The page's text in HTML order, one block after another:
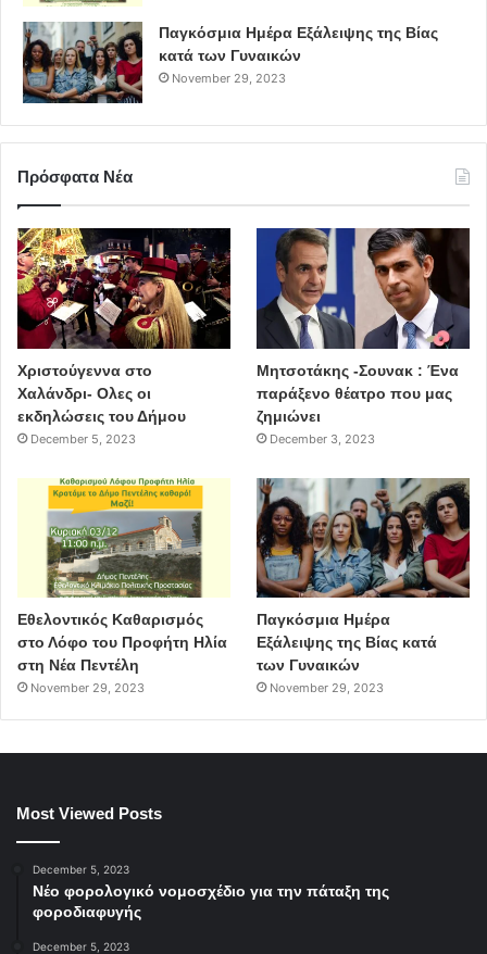
Παγκόσμια Ημέρα Εξάλειψης της Βίας
κατά των Γυναικών
November 29, 2023
Πρόσφατα Νέα
Χριστούγεννα στο
Χαλάνδρι- Ολες οι
εκδηλώσεις του Δήμου
December 5, 2023
Μητσοτάκης -Σουνακ : Ένα
παράξενο θέατρο που μας
ζημιώνει
December 3, 2023
Εθελοντικός Καθαρισμός
στο Λόφο του Προφήτη Ηλία
στη Νέα Πεντέλη
November 29, 2023
Παγκόσμια Ημέρα
Εξάλειψης της Βίας κατά
των Γυναικών
November 29, 2023
Most Viewed Posts
December 5, 2023
Νέο φορολογικό νομοσχέδιο για την πάταξη της
φοροδιαφυγής
December 5, 2023